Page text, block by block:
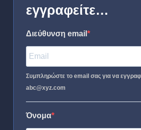
εγγραφείτε…
Διεύθυνση email
Συμπληρώστε το email σας για να
abc@xyz.com
Όνομα